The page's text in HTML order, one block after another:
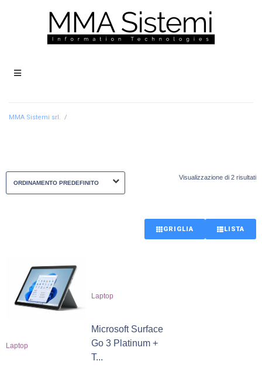
MMA Sistemi srl. /
Visualizzazione di 2 risultati
GRIGLIA LISTA
Laptop
Laptop
Microsoft Surface
Go 3 Platinum +
T...